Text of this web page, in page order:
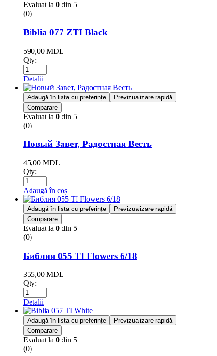
Evaluat la 0 din 5
(0)
Biblia 077 ZTI Black
590,00 MDL
Qty:
Detalii
Adaugă în lista cu preferințe
Previzualizare rapidă
Comparare
Evaluat la 0 din 5
(0)
Новый Завет, Радостная Весть
45,00 MDL
Qty:
Adaugă în coș
Adaugă în lista cu preferințe
Previzualizare rapidă
Comparare
Evaluat la 0 din 5
(0)
Библия 055 TI Flowers 6/18
355,00 MDL
Qty:
Detalii
Adaugă în lista cu preferințe
Previzualizare rapidă
Comparare
Evaluat la 0 din 5
(0)